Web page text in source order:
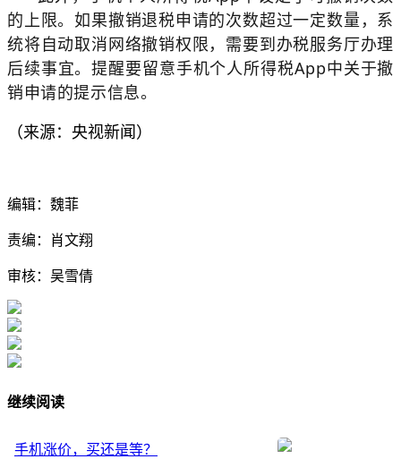
的上限。如果撤销退税申请的次数超过一定数量，系
统将自动取消网络撤销权限，需要到办税服务厅办理
后续事宜。提醒要留意手机个人所得税App中关于撤
销申请的提示信息。
（来源：央视新闻）
编辑：魏菲
责编：肖文翔
审核：吴雪倩
继续阅读
手机涨价，买还是等？